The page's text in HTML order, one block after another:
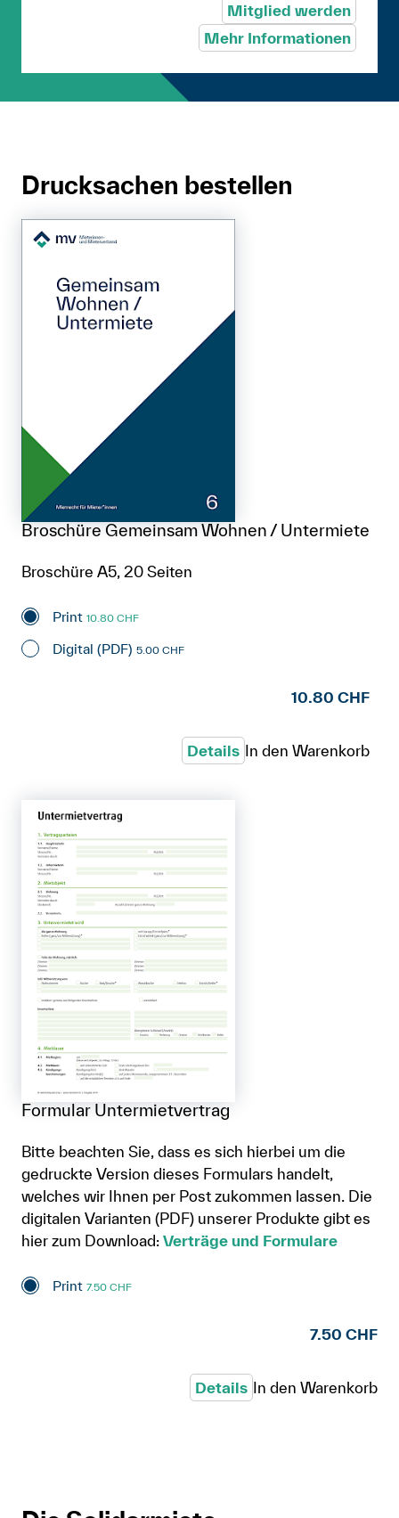
Mitglied werden
Mehr Informationen
Drucksachen bestellen
Broschüre Gemeinsam Wohnen / Untermiete
Broschüre A5, 20 Seiten
Print 10.80 CHF
Digital (PDF) 5.00 CHF
10.80 CHF
Details In den Warenkorb
Formular Untermietvertrag
Bitte beachten Sie, dass es sich hierbei um die
gedruckte Version dieses Formulars handelt,
welches wir Ihnen per Post zukommen lassen. Die
digitalen Varianten (PDF) unserer Produkte gibt es
hier zum Download: Verträge und Formulare
Print 7.50 CHF
7.50 CHF
Details In den Warenkorb